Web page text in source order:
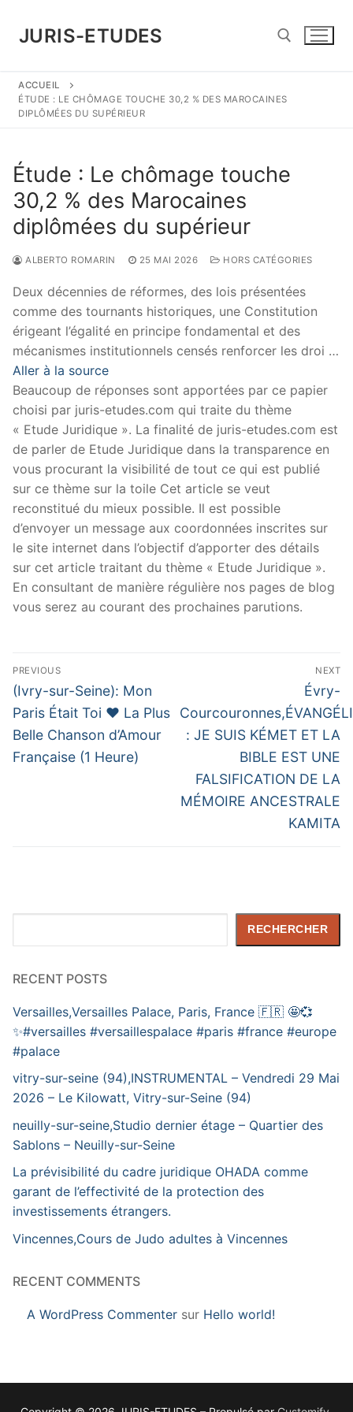
contenu
JURIS-ETUDES
Rechercher :
ACCUEIL
ÉTUDE : LE CHÔMAGE TOUCHE 30,2 % DES MAROCAINES
DIPLÔMÉES DU SUPÉRIEUR
Étude : Le chômage touche
30,2 % des Marocaines
diplômées du supérieur
ALBERTO ROMARIN 25 MAI 2026 HORS CATÉGORIES
Deux décennies de réformes, des lois présentées
comme des tournants historiques, une Constitution
érigeant l’égalité en principe fondamental et des
mécanismes institutionnels censés renforcer les droi …
Aller à la source
Beaucoup de réponses sont apportées par ce papier
choisi par juris-etudes.com qui traite du thème
« Etude Juridique ». La finalité de juris-etudes.com est
de parler de Etude Juridique dans la transparence en
vous procurant la visibilité de tout ce qui est publié
sur ce thème sur la toile Cet article se veut
reconstitué du mieux possible. Il est possible
d’envoyer un message aux coordonnées inscrites sur
le site internet dans l’objectif d’apporter des détails
sur cet article traitant du thème « Etude Juridique ».
En consultant de manière régulière nos pages de blog
vous serez au courant des prochaines parutions.
Navigation
de
l’article
PREVIOUS
Previous
post:
(Ivry-sur-Seine): Mon
Paris Était Toi ❤️ La Plus
Belle Chanson d’Amour
Française (1 Heure)
NEXT
Next
post:
Évry-
: JE SUIS KÉMET ET LA
BIBLE EST UNE
FALSIFICATION DE LA
MÉMOIRE ANCESTRALE
KAMITA
RECHERCHER
RECENT POSTS
Versailles,Versailles Palace, Paris, France 🇫🇷 🤩💞
✨️#versailles #versaillespalace #paris #france #europe
#palace
vitry-sur-seine (94),INSTRUMENTAL – Vendredi 29 Mai
2026 – Le Kilowatt, Vitry-sur-Seine (94)
neuilly-sur-seine,Studio dernier étage – Quartier des
Sablons – Neuilly-sur-Seine
La prévisibilité du cadre juridique OHADA comme
garant de l’effectivité de la protection des
investissements étrangers.
Vincennes,Cours de Judo adultes à Vincennes
RECENT COMMENTS
A WordPress Commenter sur Hello world!